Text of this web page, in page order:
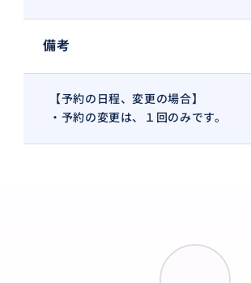
備考
【予約の日程、変更の場合】
・予約の変更は、１回のみです。